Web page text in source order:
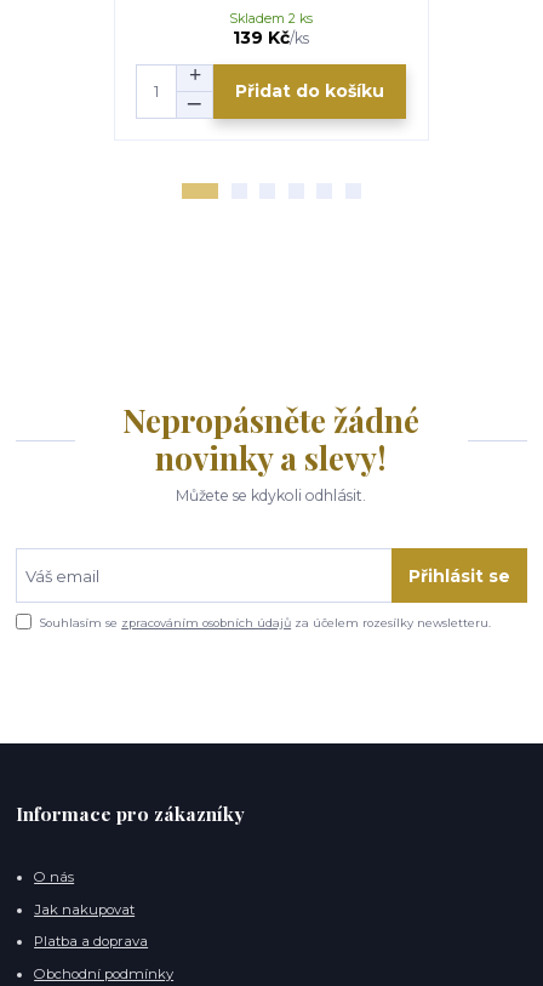
139 Kč/ks
Skladem 2 ks
Přidat do košíku
Nepropásněte žádné
novinky a slevy!
Můžete se kdykoli odhlásit.
Přihlásit se
Souhlasím se zpracováním osobních údajů za účelem rozesílky newsletteru.
Informace pro zákazníky
O nás
Jak nakupovat
Platba a doprava
Obchodní podmínky